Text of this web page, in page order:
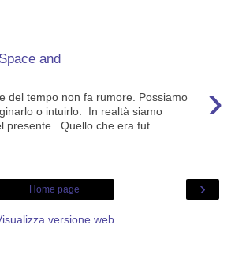
and
›
del tempo non fa rumore. Possiamo
o intuirlo. In realtà siamo
presente. Quello che era fut...
›
Home page
versione web